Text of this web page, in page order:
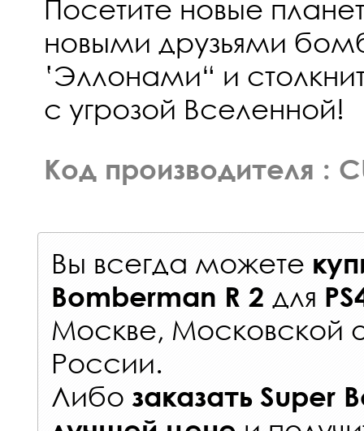
Посетите новые
новыми друзьями
‛Эллонами“ и
с угрозой Вселенной!
Код производителя :
Вы всегда можете
Bomberman R 2 для
Москве, Московской
России.
Либо заказать Super